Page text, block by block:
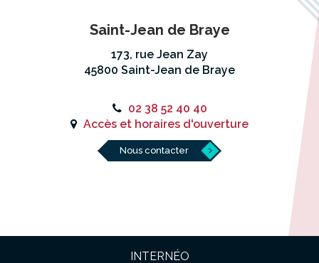
Saint-Jean de Braye
173, rue Jean Zay
45800 Saint-Jean de Braye
02 38 52 40 40
Accès et horaires d'ouverture
Nous contacter
INTERNÉO